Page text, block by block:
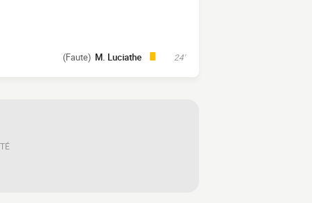
24'
M. Luciathe
(Faute)